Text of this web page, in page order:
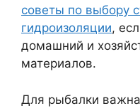
советы по выбору
гидроизоляции,
домашний и
материалов.
Для рыбалки важна